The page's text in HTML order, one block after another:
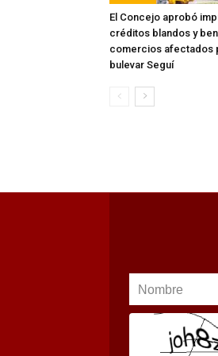
El Concejo aprobó
créditos blandos y
comercios afectados
bulevar Seguí
Nombre